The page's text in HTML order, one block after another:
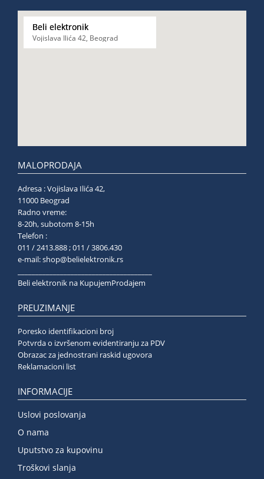
Beli elektronik
Vojislava Ilića 42, Beograd
MALOPRODAJA
Adresa : Vojislava Ilića 42,
11000 Beograd
Radno vreme:
8-20h, subotom 8-15h
Telefon :
011 / 2413.888 ; 011 / 3806.430
e-mail:shop@belielektronik.rs
Beli elektronik na KupujemProdajem
PREUZIMANJE
Poresko identifikacioni broj
Potvrda o izvršenom evidentiranju za PDV
Obrazac za jednostrani raskid ugovora
Reklamacioni list
INFORMACIJE
Uslovi poslovanja
O nama
Uputstvo za kupovinu
Troškovi slanja